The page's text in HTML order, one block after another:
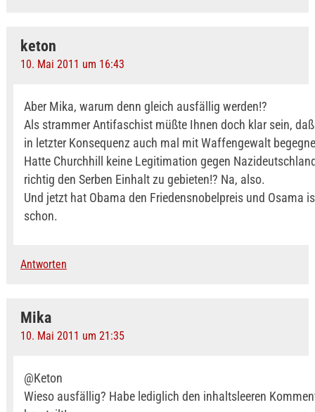
keton
10. Mai 2011 um 16:43
Aber Mika, warum denn gleich ausfällig werden!?
Als strammer Antifaschist müßte Ihnen doch klar sein,
in letzter Konsequenz auch mal mit Waffengewalt
Hatte Churchhill keine Legitimation gegen
richtig den Serben Einhalt zu gebieten!? Na, also.
Und jetzt hat Obama den Friedensnobelpreis und Osama
schon.
Antworten
Mika
10. Mai 2011 um 21:35
@Keton
Wieso ausfällig? Habe lediglich den inhaltsleeren